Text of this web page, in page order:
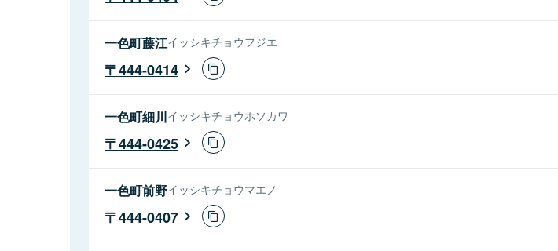
一色町藤江イッシキチョウフジエ
444-0414
一色町細川イッシキチョウホソカワ
444-0425
一色町前野イッシキチョウマエノ
444-0407